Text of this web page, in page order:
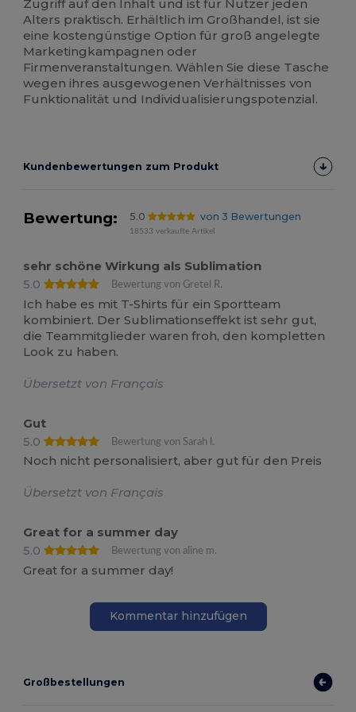
Zugriff auf den Inhalt und ist für Nutzer jeden
Alters praktisch. Erhältlich im Großhandel, ist sie
eine kostengünstige Option für groß angelegte
Marketingkampagnen oder
Firmenveranstaltungen. Wählen Sie diese Tasche
wegen ihres ausgewogenen Verhältnisses von
Funktionalität und Individualisierungspotenzial.
Kundenbewertungen zum Produkt
Bewertung: 5.0 von 3 Bewertungen
18533 verkaufte Artikel
sehr schöne Wirkung als Sublimation
5.0
Bewertung von Gretel R.
Ich habe es mit T-Shirts für ein Sportteam
kombiniert. Der Sublimationseffekt ist sehr gut,
die Teammitglieder waren froh, den kompletten
Look zu haben.
Übersetzt von Français
Gut
5.0
Bewertung von Sarah l.
Noch nicht personalisiert, aber gut für den Preis
Übersetzt von Français
Great for a summer day
5.0
Bewertung von aline m.
Great for a summer day!
Kommentar hinzufügen
Großbestellungen